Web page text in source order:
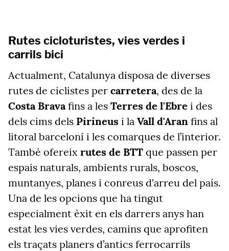
Rutes cicloturistes, vies verdes i
carrils bici
Actualment, Catalunya disposa de diverses
rutes de ciclistes per carretera, des de la
Costa Bravafins a les Terres de l'Ebre i des
dels cims dels Pirineus i la Vall d'Aran fins al
litoral barceloní i les comarques de l’interior.
També ofereix rutes de BTT que passen per
espais naturals, ambients rurals, boscos,
muntanyes, planes i conreus d'arreu del país.
Una de les opcions que ha tingut
especialment èxit en els darrers anys han
estat les vies verdes, camins que aprofiten
els traçats planers d’antics ferrocarrils